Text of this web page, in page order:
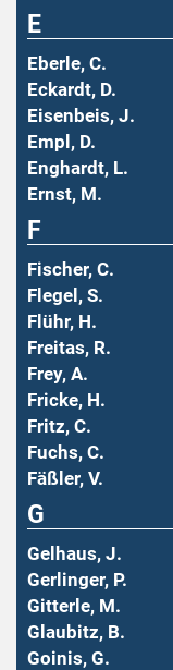
E
Eberle, C.
Eckardt, D.
Eisenbeis, J.
Empl, D.
Enghardt, L.
Ernst, M.
F
Fischer, C.
Flegel, S.
Flühr, H.
Freitas, R.
Frey, A.
Fricke, H.
Fritz, C.
Fuchs, C.
Fäßler, V.
G
Gelhaus, J.
Gerlinger, P.
Gitterle, M.
Glaubitz, B.
Goinis, G.